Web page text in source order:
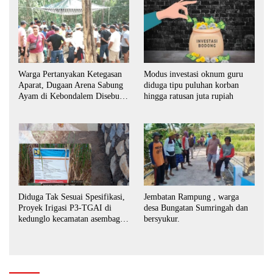
Warga Pertanyakan Ketegasan
Aparat, Dugaan Arena Sabung
Ayam di Kebondalem Disebut
Modus investasi oknum guru
diduga tipu puluhan korban
hingga ratusan juta rupiah
Diduga Tak Sesuai Spesifikasi,
Proyek Irigasi P3-TGAI di
kedunglo kecamatan asembagus
Jembatan Rampung , warga
desa Bungatan Sumringah dan
bersyukur.